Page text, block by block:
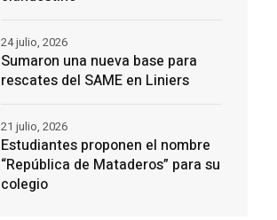
Sumaron una nueva base para
rescates del SAME en Liniers
24 julio, 2026
Estudiantes proponen el nombre
“República de Mataderos” para su
colegio
21 julio, 2026